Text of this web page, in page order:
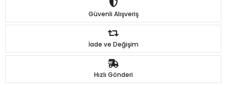
Güvenli Alışveriş
İade ve Değişim
Hızlı Gönderi